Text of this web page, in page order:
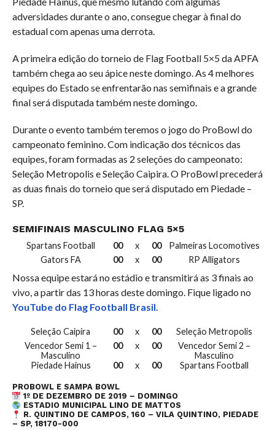
adversidades durante o ano, consegue chegar à final do
estadual com apenas uma derrota.
A primeira edição do torneio de Flag Football 5×5 da APFA
também chega ao seu ápice neste domingo. As 4 melhores
equipes do Estado se enfrentarão nas semifinais e a grande
final será disputada também neste domingo.
Durante o evento também teremos o jogo do ProBowl do
campeonato feminino. Com indicação dos técnicos das
equipes, foram formadas as 2 seleções do campeonato:
Seleção Metropolis e Seleção Caipira. O ProBowl precederá
as duas finais do torneio que será disputado em Piedade –
SP.
SEMIFINAIS MASCULINO FLAG 5×5
Spartans Football 00 x 00
Palmeiras Locomotives
Gators FA
00 x 00 RP Alligators
Nossa equipe estará no estádio e transmitirá as 3 finais ao
vivo, a partir das 13 horas deste domingo. Fique ligado no
YouTube do Flag Football Brasil.
Seleção Caipira 00 x 00
Seleção Metropolis
Vencedor Semi 1 –
Masculino
00 x 00
Vencedor Semi 2 –
Masculino
Piedade Hainus
00 x 00 Spartans Football
PROBOWL E SAMPA BOWL
1º DE DEZEMBRO DE 2019 – DOMINGO
ESTADIO MUNICIPAL LINO DE MATTOS
R. QUINTINO DE CAMPOS, 160 – VILA QUINTINO, PIEDADE
– SP, 18170-000